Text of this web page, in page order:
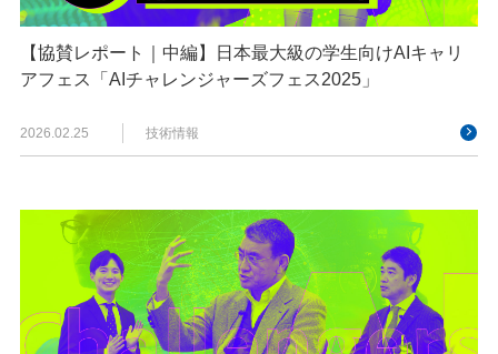
【協賛レポート｜中編】日本最大級の学生向けAIキャリ
アフェス「AIチャレンジャーズフェス2025」
2026.02.25 技術情報